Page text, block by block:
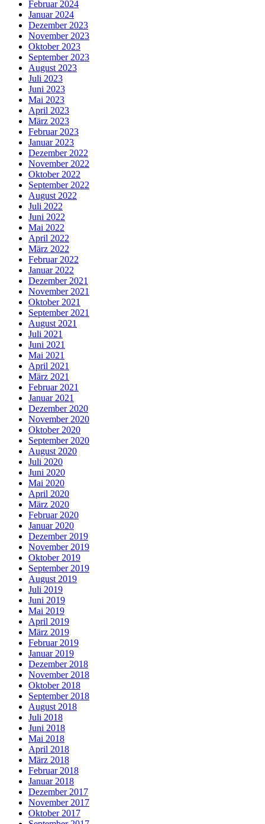
Februar 2024
Januar 2024
Dezember 2023
November 2023
Oktober 2023
September 2023
August 2023
Juli 2023
Juni 2023
Mai 2023
April 2023
März 2023
Februar 2023
Januar 2023
Dezember 2022
November 2022
Oktober 2022
September 2022
August 2022
Juli 2022
Juni 2022
Mai 2022
April 2022
März 2022
Februar 2022
Januar 2022
Dezember 2021
November 2021
Oktober 2021
September 2021
August 2021
Juli 2021
Juni 2021
Mai 2021
April 2021
März 2021
Februar 2021
Januar 2021
Dezember 2020
November 2020
Oktober 2020
September 2020
August 2020
Juli 2020
Juni 2020
Mai 2020
April 2020
März 2020
Februar 2020
Januar 2020
Dezember 2019
November 2019
Oktober 2019
September 2019
August 2019
Juli 2019
Juni 2019
Mai 2019
April 2019
März 2019
Februar 2019
Januar 2019
Dezember 2018
November 2018
Oktober 2018
September 2018
August 2018
Juli 2018
Juni 2018
Mai 2018
April 2018
März 2018
Februar 2018
Januar 2018
Dezember 2017
November 2017
Oktober 2017